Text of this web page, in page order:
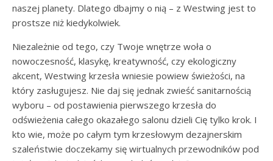
naszej planety. Dlatego dbajmy o nią – z Westwing jest to
prostsze niż kiedykolwiek.
Niezależnie od tego, czy Twoje wnętrze woła o
nowoczesność, klasykę, kreatywność, czy ekologiczny
akcent, Westwing krzesła wniesie powiew świeżości, na
który zasługujesz. Nie daj się jednak zwieść sanitarnością
wyboru – od postawienia pierwszego krzesła do
odświeżenia całego okazałego salonu dzieli Cię tylko krok. I
kto wie, może po całym tym krzesłowym dezajnerskim
szaleństwie doczekamy się wirtualnych przewodników pod